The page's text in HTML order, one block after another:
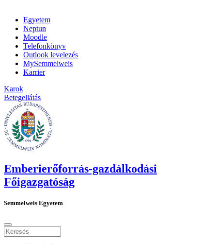
Egyetem
Neptun
Moodle
Telefonkönyv
Outlook levelezés
MySemmelweis
Karrier
Karok
Betegellátás
Emberierőforrás-gazdálkodási
Főigazgatóság
Semmelweis Egyetem